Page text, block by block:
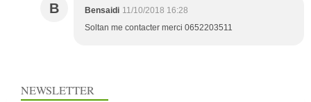
B Bensaidi 11/10/2018 16:28
Soltan me contacter merci 0652203511
NEWSLETTER